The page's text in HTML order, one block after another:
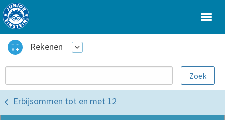
Rekenen
Erbijsommen tot en met 12